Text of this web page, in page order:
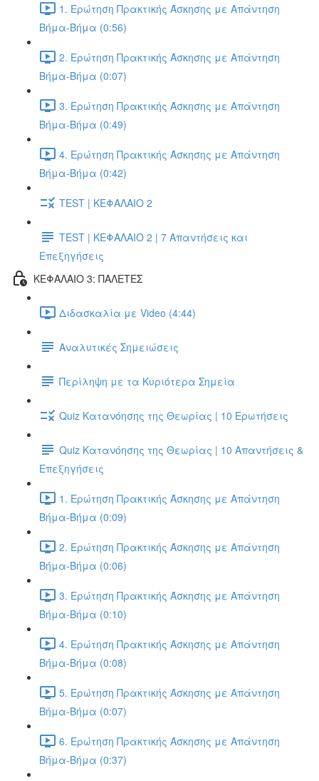
1. Ερώτηση Πρακτικής Άσκησης με Απάντηση
Βήμα-Βήμα (0:56)
2. Ερώτηση Πρακτικής Άσκησης με Απάντηση
Βήμα-Βήμα (0:07)
3. Ερώτηση Πρακτικής Άσκησης με Απάντηση
Βήμα-Βήμα (0:49)
4. Ερώτηση Πρακτικής Άσκησης με Απάντηση
Βήμα-Βήμα (0:42)
TEST | ΚΕΦΑΛΑΙΟ 2
TEST | ΚΕΦΑΛΑΙΟ 2 | 7 Απαντήσεις και
Επεξηγήσεις
ΚΕΦΑΛΑΙΟ 3: ΠΑΛΕΤΕΣ
Διδασκαλία με Video (4:44)
Αναλυτικές Σημειώσεις
Περίληψη με τα Κυριότερα Σημεία
Quiz Κατανόησης της Θεωρίας | 10 Ερωτήσεις
Quiz Κατανόησης της Θεωρίας | 10 Απαντήσεις &
Επεξηγήσεις
1. Ερώτηση Πρακτικής Άσκησης με Απάντηση
Βήμα-Βήμα (0:09)
2. Ερώτηση Πρακτικής Άσκησης με Απάντηση
Βήμα-Βήμα (0:06)
3. Ερώτηση Πρακτικής Άσκησης με Απάντηση
Βήμα-Βήμα (0:10)
4. Ερώτηση Πρακτικής Άσκησης με Απάντηση
Βήμα-Βήμα (0:08)
5. Ερώτηση Πρακτικής Άσκησης με Απάντηση
Βήμα-Βήμα (0:07)
6. Ερώτηση Πρακτικής Άσκησης με Απάντηση
Βήμα-Βήμα (0:37)